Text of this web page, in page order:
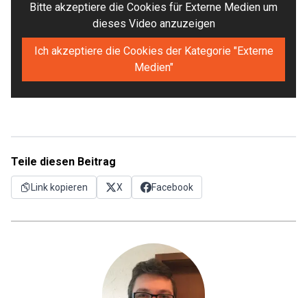
Bitte akzeptiere die Cookies für Externe Medien um
dieses Video anzuzeigen
Ich akzeptiere die Cookies der Kategorie "Externe
Medien"
Teile diesen Beitrag
Link kopieren X Facebook